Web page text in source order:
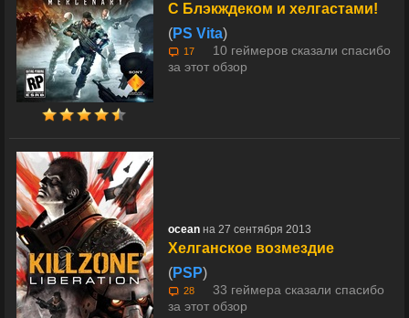
С Блэкждеком и хелгастами!
(PS Vita)
17
10 геймеров сказали спасибо
за этот обзор
ocean на 27 сентября 2013
Хелганское возмездие
(PSP)
28
33 геймера сказали спасибо
за этот обзор